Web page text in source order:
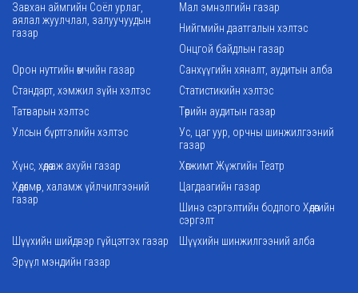
Завхан аймгийн Соёл урлаг,
аялал жуулчлал, залуучуудын
газар
Мал эмнэлгийн газар
Нийгмийн даатгалын хэлтэс
Онцгой байдлын газар
Орон нутгийн өмчийн газар
Санхүүгийн хяналт, аудитын алба
Стандарт, хэмжил зүйн хэлтэс
Статистикийн хэлтэс
Татварын хэлтэс
Төрийн аудитын газар
Улсын бүртгэлийн хэлтэс
Ус, цаг уур, орчны шинжилгээний
газар
Хүнс, хөдөө аж ахуйн газар
Хөгжимт Жүжгийн Театр
Хөдөлмөр, халамж үйлчилгээний
газар
Цагдаагийн газар
Шинэ сэргэлтийн бодлого Хөдөөгийн
сэргэлт
Шүүхийн шийдвэр гүйцэтгэх газар
Шүүхийн шинжилгээний алба
Эрүүл мэндийн газар